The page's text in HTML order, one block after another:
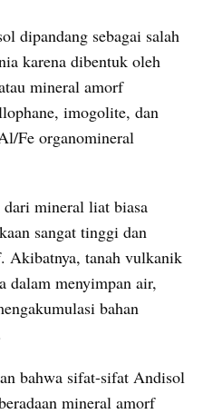
dipandang sebagai salah
mineral amorf
imogolite, dan
Fe organomineral
mineral liat biasa
sangat tinggi dan
Akibatnya, tanah vulkanik
dalam menyimpan air,
bahan
bahwa sifat-sifat Andisol
mineral amorf